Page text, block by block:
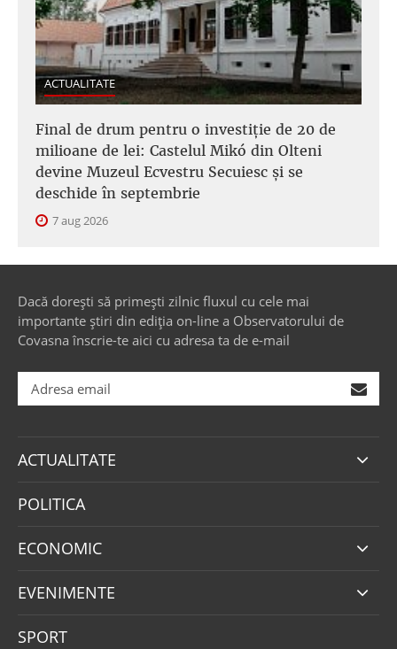
ACTUALITATE
Final de drum pentru o investiție de 20 de
milioane de lei: Castelul Mikó din Olteni
devine Muzeul Ecvestru Secuiesc și se
deschide în septembrie
7 aug 2026
Dacă dorești să primești zilnic fluxul cu cele mai
importante știri din ediția on-line a Observatorului de
Covasna înscrie-te aici cu adresa ta de e-mail
ACTUALITATE
POLITICA
ECONOMIC
EVENIMENTE
SPORT